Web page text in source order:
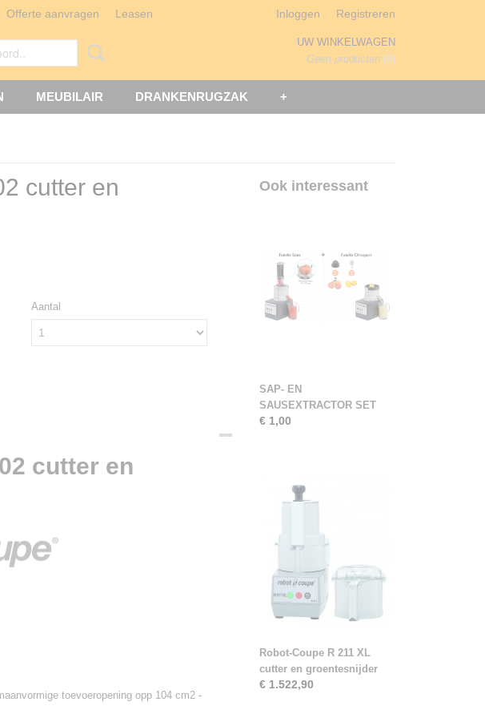
Offerte aanvragen Leasen Inloggen Registreren
UW WINKELWAGEN
Geen producten (0)
MEUBILAIR DRANKENRUGZAK +
cutter en
Aantal
cutter en
toevoeropening opp 104 cm2 -
Ook interessant
SAP- EN
SAUSEXTRACTOR SET
€ 1,00
Robot-Coupe R 211 XL
cutter en groentesnijder
€ 1.522,90